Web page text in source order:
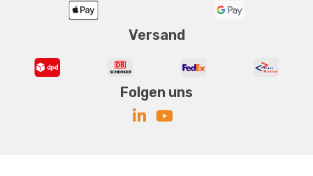
Versand
Folgen uns